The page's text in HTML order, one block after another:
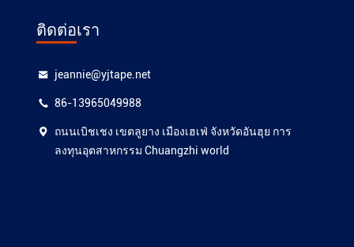
ติดต่อเรา
jeannie@yjtape.net
86-13965049988
ถนนเบิชเชง เขตลูยาง เมืองเฮเฟ่ จังหวัดอันฮุย การ
ลงทุนอุตสาหกรรม Chuangzhi world